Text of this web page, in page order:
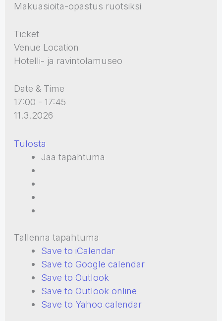
Makuasioita-opastus ruotsiksi
Ticket
Venue Location
Hotelli- ja ravintolamuseo
Date & Time
17:00 - 17:45
11.3.2026
Tulosta
Jaa tapahtuma
Tallenna tapahtuma
Save to iCalendar
Save to Google calendar
Save to Outlook
Save to Outlook online
Save to Yahoo calendar